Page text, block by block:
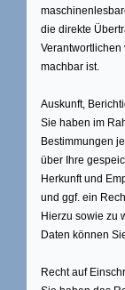
die direkte
Verantwortlichen
machbar ist.
Auskunft,
Sie haben im
Bestimmungen
über Ihre
Herkunft und
und ggf. ein
Hierzu sowie zu
Daten können
Recht auf